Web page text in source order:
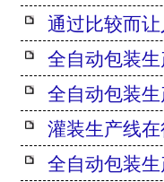
通过比较而
全自动包装
全自动包装
灌装生产线
全自动包装